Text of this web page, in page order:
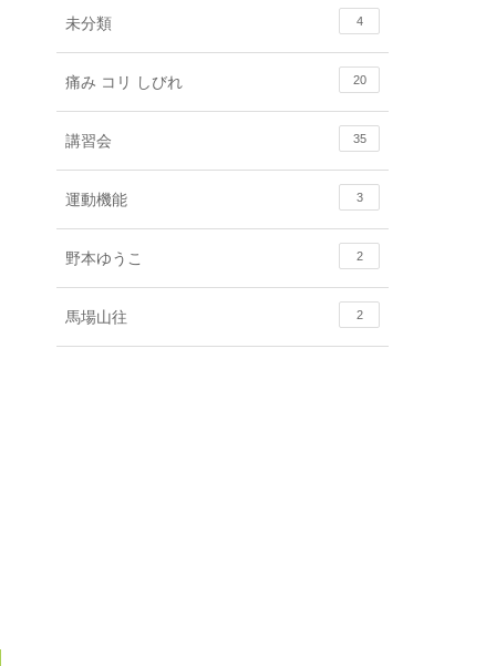
未分類 4
痛み コリ しびれ 20
講習会 35
運動機能 3
野本ゆうこ 2
馬場山往 2